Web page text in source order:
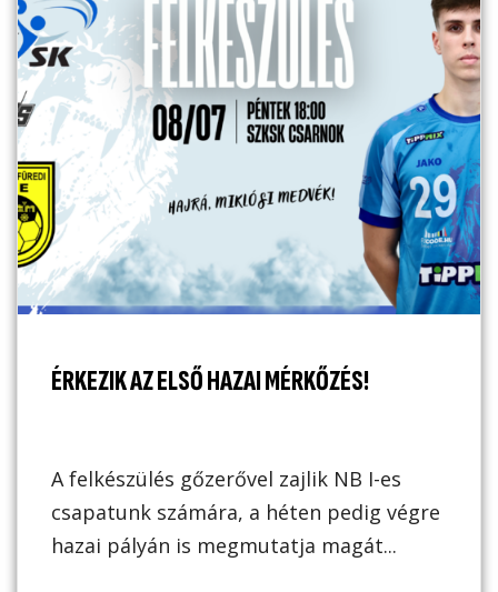
ÉRKEZIK AZ ELSŐ HAZAI MÉRKŐZÉS!
A felkészülés gőzerővel zajlik NB I-es
csapatunk számára, a héten pedig végre
hazai pályán is megmutatja magát...